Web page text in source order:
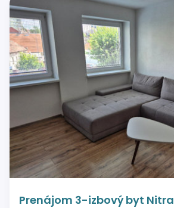
Prenájom 3-izbový byt Nitra